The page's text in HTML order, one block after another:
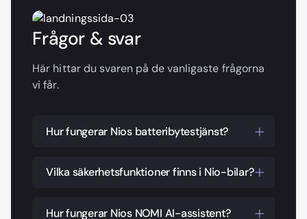
Frågor & svar
Här hittar du svaren på de vanligaste frågorna
vi får.
Hur fungerar Nios batteribytestjänst?
som gör det möjligt att byta ut bilens
Vilka säkerhetsfunktioner finns i Nio-bilar?
avancerade säkerhetsfunktioner. Dessa
Hur fungerar Nios NOMI AI-assistent?